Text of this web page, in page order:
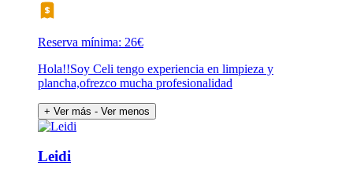
Reserva mínima: 26€
Hola!!Soy Celi tengo experiencia en limpieza y
plancha,ofrezco mucha profesionalidad
+ Ver más - Ver menos
Leidi